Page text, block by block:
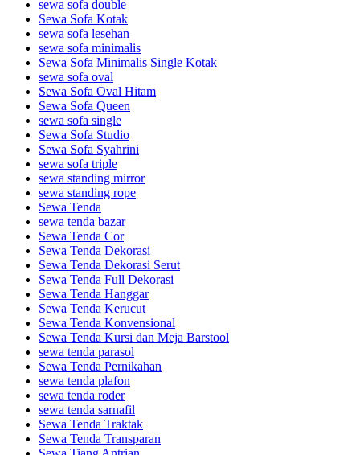
sewa sofa double
Sewa Sofa Kotak
sewa sofa lesehan
sewa sofa minimalis
Sewa Sofa Minimalis Single Kotak
sewa sofa oval
Sewa Sofa Oval Hitam
Sewa Sofa Queen
sewa sofa single
Sewa Sofa Studio
Sewa Sofa Syahrini
sewa sofa triple
sewa standing mirror
sewa standing rope
Sewa Tenda
sewa tenda bazar
Sewa Tenda Cor
Sewa Tenda Dekorasi
Sewa Tenda Dekorasi Serut
Sewa Tenda Full Dekorasi
Sewa Tenda Hanggar
Sewa Tenda Kerucut
Sewa Tenda Konvensional
Sewa Tenda Kursi dan Meja Barstool
sewa tenda parasol
Sewa Tenda Pernikahan
sewa tenda plafon
sewa tenda roder
sewa tenda sarnafil
Sewa Tenda Traktak
Sewa Tenda Transparan